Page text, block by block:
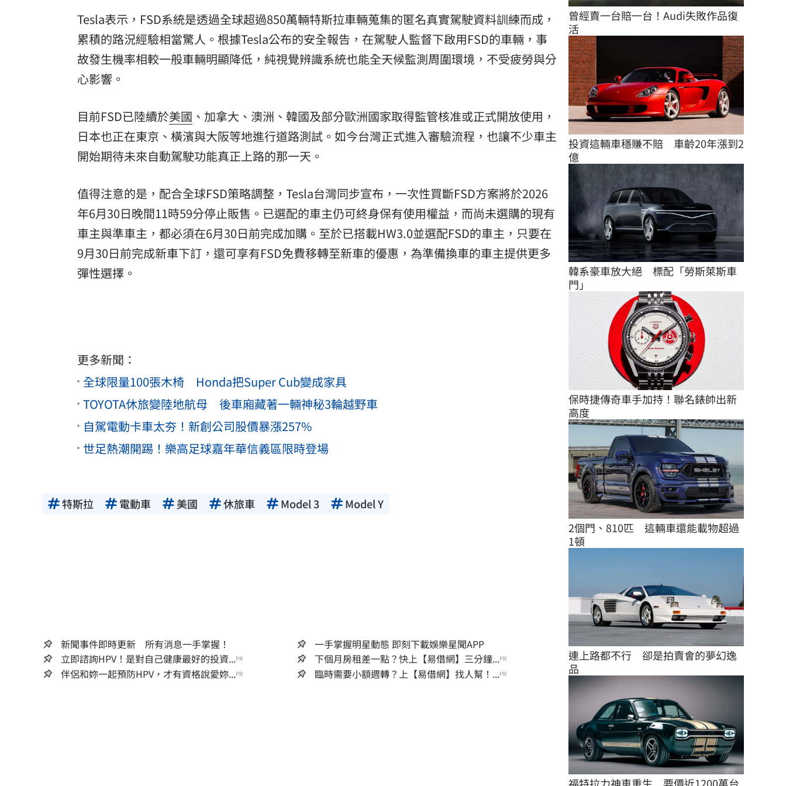
Tesla表示，FSD系統是透過全球超過850萬輛特斯拉車輛蒐集的匿名真實駕駛資料訓練而成，
累積的路況經驗相當驚人。根據Tesla公布的安全報告，在駕駛人監督下啟用FSD的車輛，事
故發生機率相較一般車輛明顯降低，純視覺辨識系統也能全天候監測周圍環境，不受疲勞與分
心影響。
目前FSD已陸續於美國 、加拿大、澳洲、韓國及部分歐洲國家取得監管核准或正式開放使用，
日本也正在東京、橫濱與大阪等地進行道路測試。如今台灣正式進入審驗流程，也讓不少車主
開始期待未來自動駕駛功能真正上路的那一天。
值得注意的是，配合全球FSD策略調整，Tesla台灣同步宣布，一次性買斷FSD方案將於2026
年6月30日晚間11時59分停止販售。已選配的車主仍可終身保有使用權益，而尚未選購的現有
車主與準車主，都必須在6月30日前完成加購。至於已搭載HW3.0並選配FSD的車主，只要在
9月30日前完成新車下訂，還可享有FSD免費移轉至新車的優惠，為準備換車的車主提供更多
彈性選擇。
更多新聞：
全球限量100張木椅 Honda把Super Cub變成家具
TOYOTA休旅變陸地航母 後車廂藏著一輛神秘3輪越野車
自駕電動卡車太夯！新創公司股價暴漲257%
世足熱潮開踢！樂高足球嘉年華信義區限時登場
特斯拉 電動車 美國 休旅車 Model 3 Model Y
新聞事件即時更新 所有消息一手掌握！
一手掌握明星動態 即刻下載娛樂星聞APP
立即諮詢HPV！是對自己健康最好的投資...PR 下個月房租差一點？快上【易借網】三分鐘...PR
伴侶和妳一起預防HPV，才有資格說愛妳...PR 臨時需要小額週轉？上【易借網】找人幫！...PR
曾經賣一台賠一台！Audi失敗作品復
活
投資這輛車穩賺不賠　車齡20年漲到2
億
韓系豪車放大絕　標配「勞斯萊斯車
門」
保時捷傳奇車手加持！聯名錶帥出新
高度
2個門、810匹　這輛車還能載物超過
1頓
連上路都不行　卻是拍賣會的夢幻逸
品